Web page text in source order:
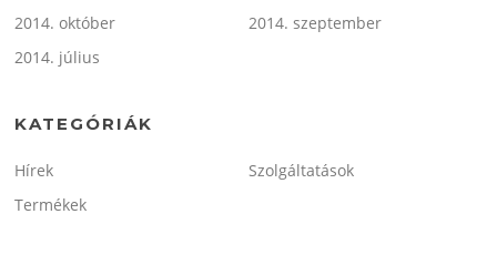
2014. október
2014. szeptember
2014. július
KATEGÓRIÁK
Hírek
Szolgáltatások
Termékek